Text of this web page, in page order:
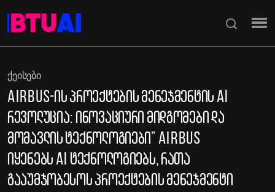
ᲥᲔᲘᲡᲔᲑᲘ
Airbus-ის პროექტების მენეჯმენტის AI
რევოლუცია: ინოვაციური მიდგომები და
მომავლის ტექნოლოგიები” Airbus
იყენებს AI ტექნოლოგიებს, რათა
გააუმჯობესოს პროექტების მენეჯმენტი